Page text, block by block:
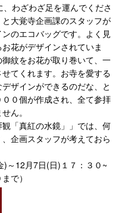
わざわざ足を運んでくださ
大覚寺企画課のスタッフが
のエコバッグです。よく見
花がデザインされていま
紋をお花が取り巻いて、一
てくれます。お寺を愛する
ザインができるのだな、と
０個が作成され、全て参拝
ん。
「真紅の水鏡」」では、何
企画スタッフが考えておら
12月7日(日)１７：３０~
で）